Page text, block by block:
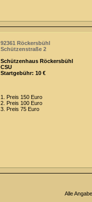
92361 Röckersbühl
Schützenstraße 2
Schützenhaus Röckersbühl
CSU
Startgebühr: 10 €
1. Preis 150 Euro
2. Preis 100 Euro
3. Preis 75 Euro
Alle